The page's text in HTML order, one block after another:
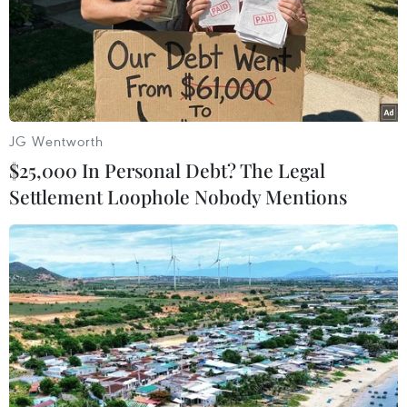
Mỹ cùng vị thế đồng USD đang
đối mặt những thách thức dài hạn
chưa từng có.
(TTXVN/Vietnam+)
JG Wentworth
$25,000 In Personal Debt? The Legal
Settlement Loophole Nobody Mentions